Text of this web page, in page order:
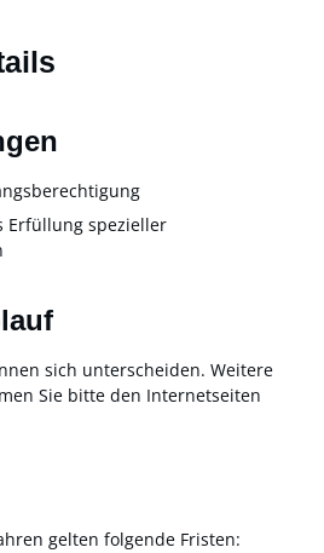
Erfüllung spezieller
sich unterscheiden. Weitere
Sie bitte den Internetseiten
gelten folgende Fristen: